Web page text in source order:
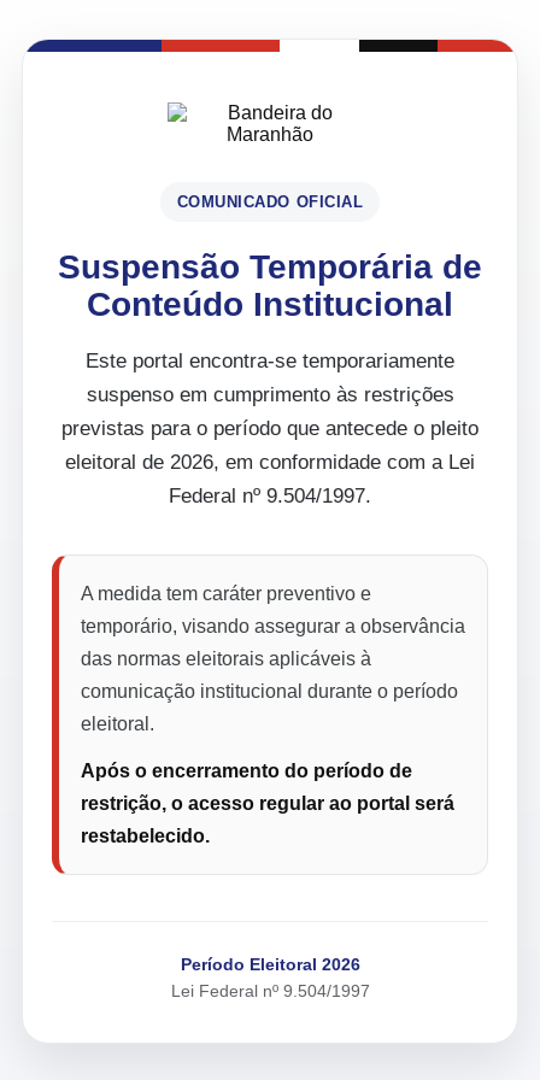
COMUNICADO OFICIAL
Suspensão Temporária de
Conteúdo Institucional
Este portal encontra-se temporariamente
suspenso em cumprimento às restrições
previstas para o período que antecede o pleito
eleitoral de 2026, em conformidade com a Lei
Federal nº 9.504/1997.
A medida tem caráter preventivo e
temporário, visando assegurar a observância
das normas eleitorais aplicáveis à
comunicação institucional durante o período
eleitoral.
Após o encerramento do período de
restrição, o acesso regular ao portal será
restabelecido.
Período Eleitoral 2026
Lei Federal nº 9.504/1997